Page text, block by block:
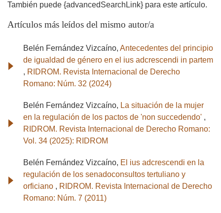
También puede {advancedSearchLink} para este artículo.
Artículos más leídos del mismo autor/a
Belén Fernández Vizcaíno, Antecedentes del principio
de igualdad de género en el ius adcrescendi in partem
, RIDROM. Revista Internacional de Derecho
Romano: Núm. 32 (2024)
Belén Fernández Vizcaíno, La situación de la mujer
en la regulación de los pactos de 'non succedendo' ,
RIDROM. Revista Internacional de Derecho Romano:
Vol. 34 (2025): RIDROM
Belén Fernández Vizcaíno, El ius adcrescendi en la
regulación de los senadoconsultos tertuliano y
orficiano , RIDROM. Revista Internacional de Derecho
Romano: Núm. 7 (2011)